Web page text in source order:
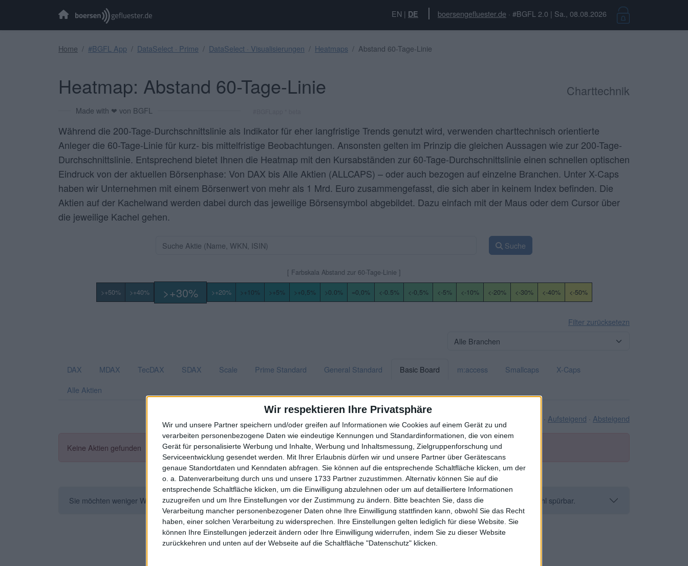
Wir respektieren Ihre Privatsphäre
Wir und unsere Partner speichern und/oder greifen auf Informationen wie Cookies auf einem Gerät zu und
verarbeiten personenbezogene Daten wie eindeutige Kennungen und Standardinformationen, die von einem
Gerät für personalisierte Werbung und Inhalte, Werbung und Inhaltsmessung, Zielgruppenforschung und
Serviceentwicklung gesendet werden.
Mit Ihrer Erlaubnis dürfen wir und unsere Partner über Gerätescans
genaue Standortdaten und Kenndaten abfragen. Sie können auf die entsprechende Schaltfläche klicken, um der
o. a. Datenverarbeitung durch uns und unsere 1733 Partner zuzustimmen. Alternativ können Sie auf die
entsprechende Schaltfläche klicken, um die Einwilligung abzulehnen oder um auf detailliertere Informationen
zuzugreifen und um Ihre Einstellungen vor der Zustimmung zu ändern.
Bitte beachten Sie, dass die
Verarbeitung mancher personenbezogener Daten ohne Ihre Einwilligung stattfinden kann, obwohl Sie das Recht
haben, einer solchen Verarbeitung zu widersprechen. Ihre Einstellungen gelten lediglich für diese Website. Sie
können Ihre Einstellungen jederzeit ändern oder Ihre Einwilligung widerrufen, indem Sie zu dieser Website
zurückkehren und unten auf der Webseite auf die Schaltfläche "Datenschutz" klicken.
EN | DE boersengefluester.de · #BGFL 2.0 | Sa., 08.08.2026
Home #BGFL App DataSelect · Prime DataSelect · Visualisierungen Heatmaps Abstand 60-Tage-Linie
Heatmap: Abstand 60-Tage-Linie Charttechnik
Made with ❤ von BGFL
Während die 200-Tage-Durchschnittslinie als Indikator für eher langfristige Trends genutzt wird, verwenden charttechnisch orientierte
Anleger die 60-Tage-Linie für kurz- bis mittelfristige Beobachtungen. Ansonsten gelten im Prinzip die gleichen Aussagen wie zur 200-Tage-
Durchschnittslinie. Entsprechend bietet Ihnen die Heatmap mit den Kursabständen zur 60-Tage-Durchschnittslinie einen schnellen optischen
Eindruck von der aktuellen Börsenphase: Von DAX bis Alle Aktien (ALLCAPS) – oder auch bezogen auf einzelne Branchen. Unter X-Caps
haben wir Unternehmen mit einem Börsenwert von mehr als 1 Mrd. Euro zusammengefasst, die sich aber in keinem Index befinden. Die
Aktien auf der Kachelwand werden dabei durch das jeweilige Börsensymbol abgebildet. Dazu einfach mit der Maus oder dem Cursor über
die jeweilige Kachel gehen.
Suche
[ Farbskala Abstand zur 60-Tage-Linie ]
>+50% >+40% >+30% >+20% >+10% >+5% >+0,5% >0.0% =0,0% <-0.5% <-0,5% <-5% <-10% <-20% <-30% <-40% <-50%
Filter zurücksetezn
DAX MDAX TecDAX SDAX Scale Prime Standard General Standard Basic Board m:access Smallcaps
X-Caps
Alle Aktien
· Aufsteigend · Absteigend
Keine Aktien gefunden
Sie möchten weniger Werbung sehen? Registrieren Sie sich einfach für ein Benutzerkonto. Die Registrierung ist kostenlos und reduziert die Anzahl spürbar.